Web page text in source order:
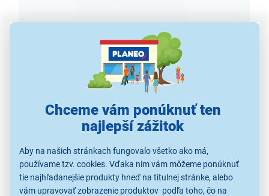
Chceme vám ponúknuť ten
najlepší zážitok
Aby na našich stránkach fungovalo všetko ako má,
používame tzv. cookies. Vďaka nim vám môžeme ponúknuť
tie najhľadanejšie produkty hneď na titulnej stránke, alebo
vám upravovať zobrazenie produktov podľa toho, čo na
Žehlenie bez poškodení
Žehlička na vlasySencor SHI 131GD využíva